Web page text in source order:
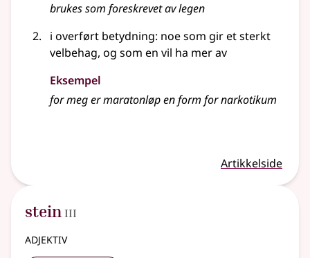
brukes som foreskrevet av legen
i overført betydning: noe som gir et sterkt
velbehag, og som en vil ha mer av
Eksempel
for meg er maratonløp en form for narkotikum
Artikkelside
stein 3
III
adjektiv